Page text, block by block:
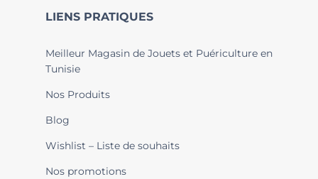
LIENS PRATIQUES
Meilleur Magasin de Jouets et Puériculture en
Tunisie
Nos Produits
Blog
Wishlist – Liste de souhaits
Nos promotions